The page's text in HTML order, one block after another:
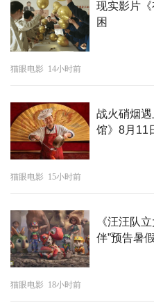
年儿童电影走向世界再添亮眼
现实影片
困
猫眼电影 14小时前
战火硝烟
馆》8月11
猫眼电影 15小时前
《汪汪队
伴”预告暑
猫眼电影 18小时前